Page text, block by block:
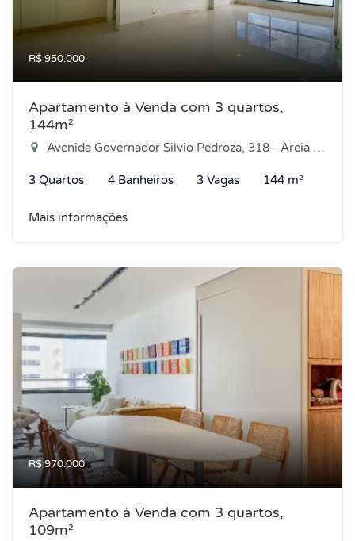
R$ 950.000
Apartamento à Venda com 3 quartos,
144m²
Avenida Governador Silvio Pedroza, 318 - Areia Preta, Natal-RN
3 Quartos 4 Banheiros 3 Vagas 144 m²
Mais informações
R$ 970.000
Apartamento à Venda com 3 quartos,
109m²